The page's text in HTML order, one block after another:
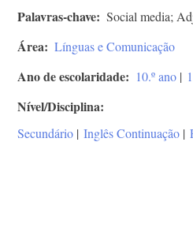
Palavras-chave Social media;
Área Línguas e Comunicação
Ano de escolaridade 10.º ano |
Nível/Disciplina
Secundário | Inglês Continuação |